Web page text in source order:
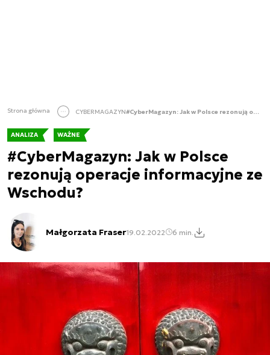
Strona główna CYBERMAGAZYN #CyberMagazyn: Jak w Polsce rezonują operacje informacyjne ze Wschodu?
ANALIZA WAŻNE
#CyberMagazyn: Jak w Polsce
rezonują operacje informacyjne ze
Wschodu?
Małgorzata Fraser19.02.2022 6 min.